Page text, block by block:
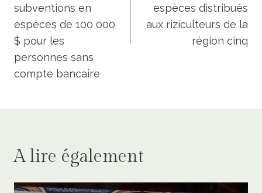
subventions en
espèces de 100 000
$ pour les
personnes sans
compte bancaire
espèces distribués
aux riziculteurs de la
région cinq
A lire également